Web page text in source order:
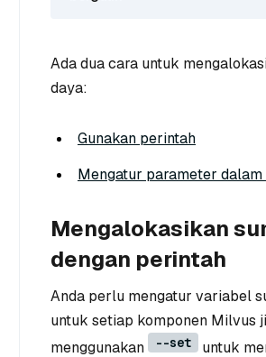
Ada dua cara untuk
daya:
Gunakan perintah
Mengatur parameter
Mengalokasikan
dengan perintah
Anda perlu mengatur variabel
untuk setiap komponen Milvus
menggunakan
--set
untuk